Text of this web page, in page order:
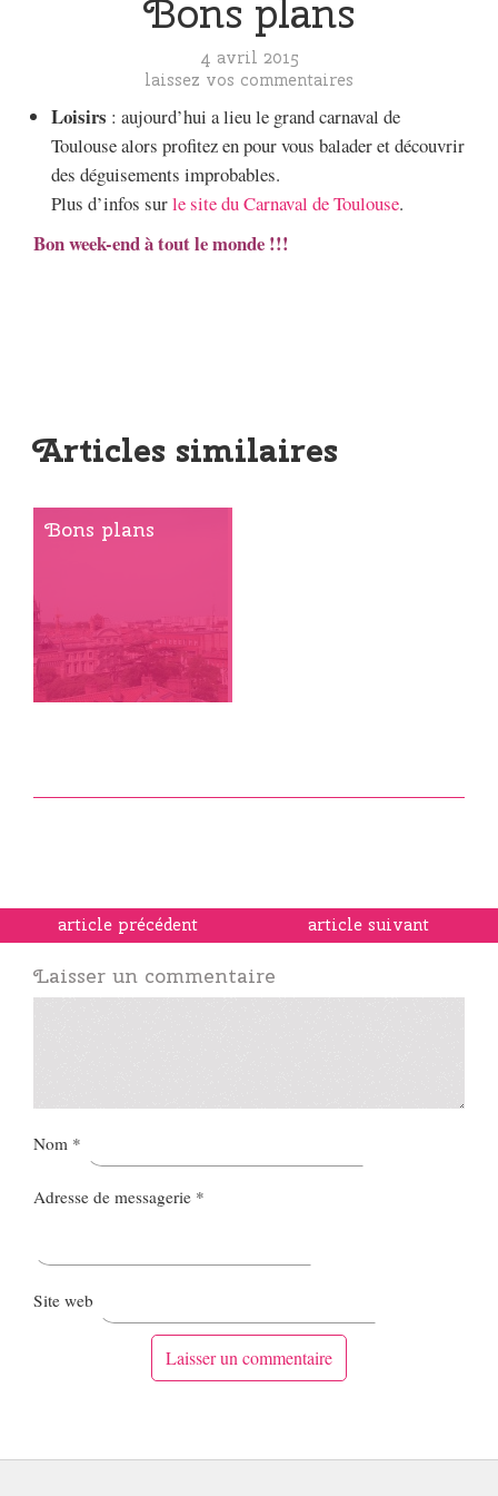
Bons plans
4 avril 2015
laissez vos commentaires
Loisirs : aujourd’hui a lieu le grand carnaval de
Toulouse alors profitez en pour vous balader et découvrir
des déguisements improbables.
Plus d’infos surle site du Carnaval de Toulouse.
Bon week-end à tout le monde !!!
Articles similaires
Bons plans
article précédent article suivant
Laisser un commentaire
Nom *
Adresse de messagerie *
Site web